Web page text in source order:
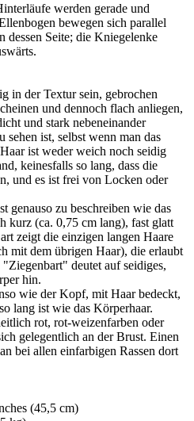
werden gerade und
bewegen sich parallel
dessen Seite; die Kniegelenke
in der Textur sein, gebrochen
und dennoch flach anliegen,
und stark nebeneinander
sehen ist, selbst wenn man das
ist weder weich noch seidig
keinesfalls so lang, dass die
und es ist frei von Locken oder
genauso zu beschreiben wie das
kurz (ca. 0,75 cm lang), fast glatt
zeigt die einzigen langen Haare
mit dem übrigen Haar), die erlaubt
deutet auf seidiges,
hin.
wie der Kopf, mit Haar bedeckt,
lang ist wie das Körperhaar.
rot, rot-weizenfarben oder
gelegentlich an der Brust. Einen
bei allen einfarbigen Rassen dort
(45,5 cm)